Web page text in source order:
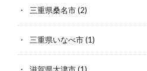
三重県桑名市(2)
三重県いなべ市(1)
滋賀県大津市(1)